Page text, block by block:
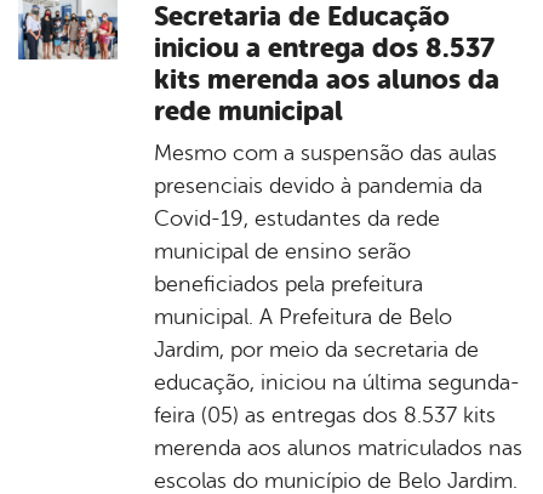
Secretaria de Educação
iniciou a entrega dos 8.537
kits merenda aos alunos da
rede municipal
Mesmo com a suspensão das aulas
presenciais devido à pandemia da
Covid-19, estudantes da rede
municipal de ensino serão
beneficiados pela prefeitura
municipal. A Prefeitura de Belo
Jardim, por meio da secretaria de
educação, iniciou na última segunda-
feira (05) as entregas dos 8.537 kits
merenda aos alunos matriculados nas
escolas do município de Belo Jardim.